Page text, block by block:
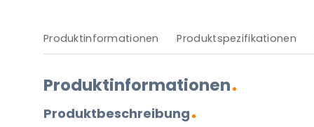
Produktinformationen Produktspezifikationen
Produktinformationen
Produktbeschreibung